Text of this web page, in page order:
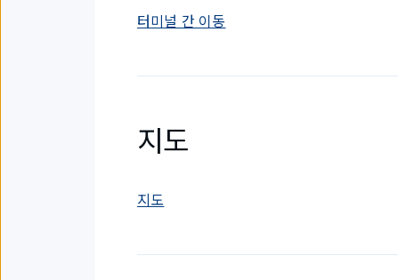
터미널 간 이동
지도
지도